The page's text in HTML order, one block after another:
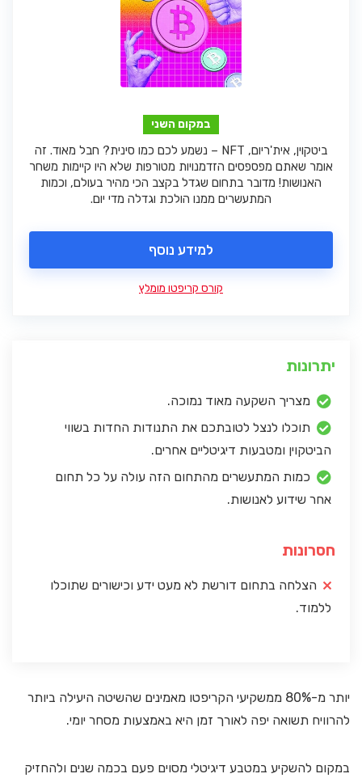
במקום השני
ביטקוין, אית'ריום, NFT – נשמע לכם כמו סינית? חבל מאוד. זה
אומר שאתם מפספסים הזדמנויות מטורפות שלא היו קיימות משחר
האנושות! מדובר בתחום שגדל בקצב הכי מהיר בעולם, וכמות
המתעשרים ממנו הולכת וגדלה מדי יום.
למידע נוסף
קורס קריפטו מומלץ
יתרונות
מצריך השקעה מאוד נמוכה.
תוכלו לנצל לטובתכם את התנודות החדות בשווי
הביטקוין ומטבעות דיגיטליים אחרים.
כמות המתעשרים מהתחום הזה עולה על כל תחום
אחר שידוע לאנושות.
חסרונות
הצלחה בתחום דורשת לא מעט ידע וכישורים שתוכלו
ללמוד.
יותר מ-80% ממשקיעי הקריפטו מאמינים שהשיטה היעילה ביותר
להרוויח תשואה יפה לאורך זמן היא באמצעות מסחר יומי.
במקום להשקיע במטבע דיגיטלי מסוים פעם בכמה שנים ולהחזיק